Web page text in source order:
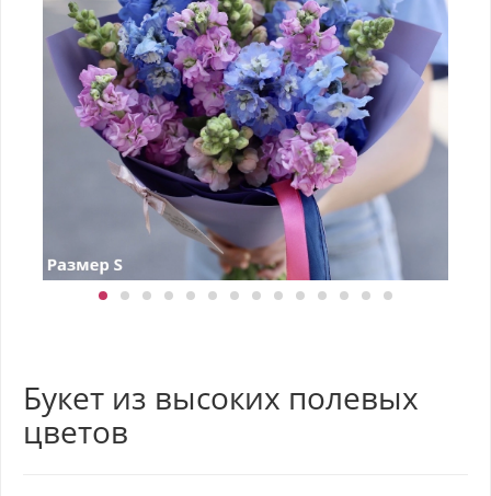
Букет из высоких полевых
цветов